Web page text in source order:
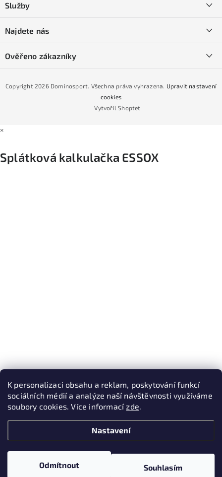
K personalizaci obsahu a reklam, poskytování funkcí
sociálních médií a analýze naší návštěvnosti využíváme
soubory cookies. Více informacízde.
Nastavení
Odmítnout Souhlasím
Obchodní podmínky
Podmínky GDPR
Podmínky nákupu na splátky ESSOX
Služby
Naše prodejna
Najdete nás
Ověřeno zákazníky
Vytvořil Shoptet
Copyright 2026 Dominosport. Všechna práva vyhrazena. Upravit nastavení
cookies
×
Splátková kalkulačka ESSOX